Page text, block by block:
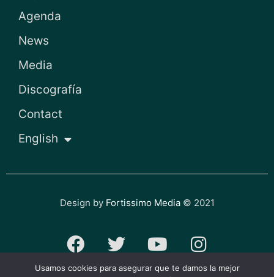
Agenda
News
Media
Discografía
Contact
English
Design by Fortissimo Media© 2021
F
a
T
w
Y
o
I
n
Usamos cookies para asegurar que te damos la mejor